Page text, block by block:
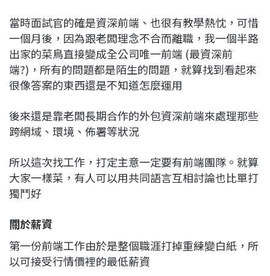
當時面試官的確是資深前端、也很有教學熱忱，可惜
一個月後，因為跟老闆理念不合而離職，我一個半路
出家的菜鳥直接變成全公司唯一前端 (最資深前
端?)，所有的問題都是陌生的問題，就算找到看起來
很像答案的東西還是不知道怎麼運用
後來還是靠老闆長期合作的外包資深前端來處理那些
跨網域、環境、佈署等狀況
所以這次找工作，打定主意一定要有前端團隊。就算
大家一樣菜，有人可以用共同語言互相討論也比單打
獨鬥好
關於薪資
第一份前端工作由於是整個職涯打掉重練變白紙，所
以可接受行情價裡的最低薪資